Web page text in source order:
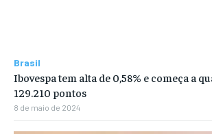
Brasil
Ibovespa tem alta de 0,58% e começa a
129.210 pontos
8 de maio de 2024